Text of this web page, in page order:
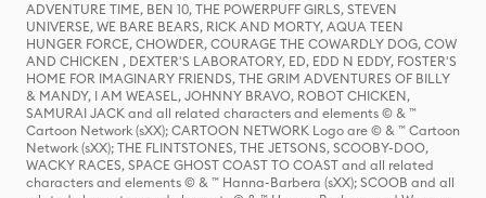
ADVENTURE TIME, BEN 10, THE POWERPUFF GIRLS, STEVEN
UNIVERSE, WE BARE BEARS, RICK AND MORTY, AQUA TEEN
HUNGER FORCE, CHOWDER, COURAGE THE COWARDLY DOG, COW
AND CHICKEN , DEXTER'S LABORATORY, ED, EDD N EDDY, FOSTER'S
HOME FOR IMAGINARY FRIENDS, THE GRIM ADVENTURES OF BILLY
& MANDY, I AM WEASEL, JOHNNY BRAVO, ROBOT CHICKEN,
SAMURAI JACK and all related characters and elements © & ™
Cartoon Network (sXX); CARTOON NETWORK Logo are © & ™ Cartoon
Network (sXX); THE FLINTSTONES, THE JETSONS, SCOOBY-DOO,
WACKY RACES, SPACE GHOST COAST TO COAST and all related
characters and elements © & ™ Hanna-Barbera (sXX); SCOOB and all